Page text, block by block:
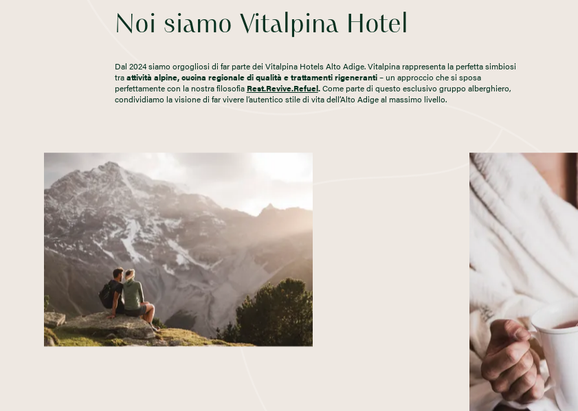
Noi siamo Vitalpina Hotel
Dal 2024 siamo orgogliosi di far parte dei Vitalpina Hotels Alto Adige. Vitalpina rappresenta la perfetta simbiosi
traattività alpine, cucina regionale di qualità e trattamenti rigeneranti– un approccio che si sposa
perfettamente con la nostra filosofia Rest.Revive.Refuel.Come parte di questo esclusivo gruppo alberghiero,
condividiamo la visione di far vivere l’autentico stile di vita dell’Alto Adige al massimo livello.